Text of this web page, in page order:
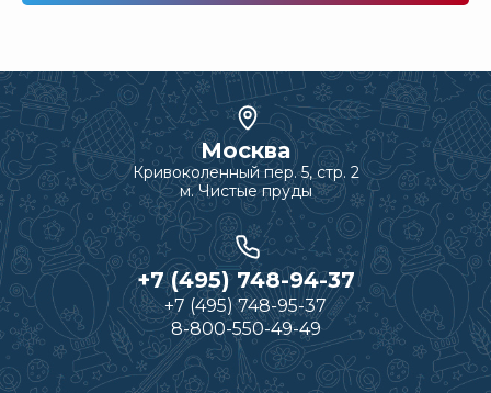
Москва
Кривоколенный пер. 5, стр. 2
м. Чистые пруды
+7 (495) 748-94-37
+7 (495) 748-95-37
8-800-550-49-49